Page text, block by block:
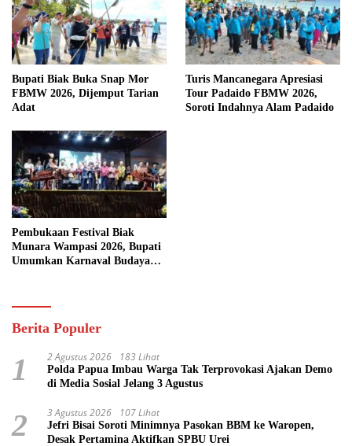
Bupati Biak Buka Snap Mor
FBMW 2026, Dijemput Tarian
Adat
Turis Mancanegara Apresiasi
Tour Padaido FBMW 2026,
Soroti Indahnya Alam Padaido
Pembukaan Festival Biak
Munara Wampasi 2026, Bupati
Umumkan Karnaval Budaya
Berita Populer
1 2 Agustus 2026 183 Lihat
Polda Papua Imbau Warga Tak Terprovokasi Ajakan Demo
di Media Sosial Jelang 3 Agustus
2 3 Agustus 2026 107 Lihat
Jefri Bisai Soroti Minimnya Pasokan BBM ke Waropen,
Desak Pertamina Aktifkan SPBU Urei